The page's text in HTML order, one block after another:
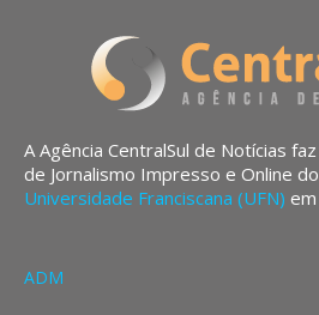
A Agência CentralSul de Notícias
de Jornalismo Impresso e Online
Universidade Franciscana (UFN)
ADM